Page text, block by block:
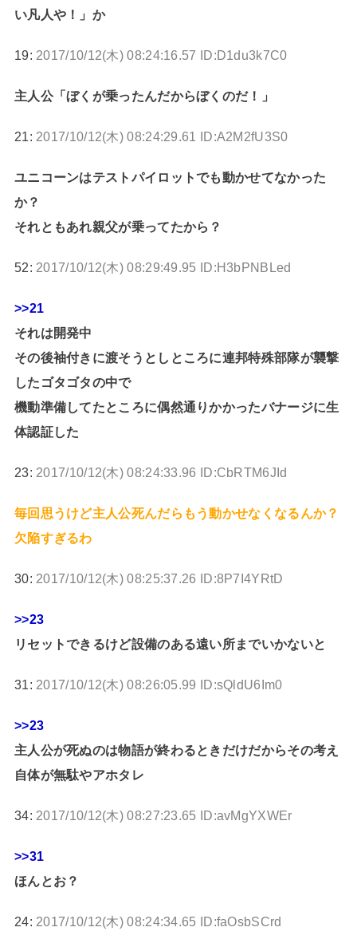
い凡人や！」か
19: 2017/10/12(木) 08:24:16.57 ID:D1du3k7C0
主人公「ぼくが乗ったんだからぼくのだ！」
21: 2017/10/12(木) 08:24:29.61 ID:A2M2fU3S0
ユニコーンはテストパイロットでも動かせてなかった
か？
それともあれ親父が乗ってたから？
52: 2017/10/12(木) 08:29:49.95 ID:H3bPNBLed
>>21
それは開発中
その後袖付きに渡そうとしところに連邦特殊部隊が襲撃
したゴタゴタの中で
機動準備してたところに偶然通りかかったバナージに生
体認証した
23: 2017/10/12(木) 08:24:33.96 ID:CbRTM6JId
毎回思うけど主人公死んだらもう動かせなくなるんか？
欠陥すぎるわ
30: 2017/10/12(木) 08:25:37.26 ID:8P7I4YRtD
>>23
リセットできるけど設備のある遠い所までいかないと
31: 2017/10/12(木) 08:26:05.99 ID:sQldU6Im0
>>23
主人公が死ぬのは物語が終わるときだけだからその考え
自体が無駄やアホタレ
34: 2017/10/12(木) 08:27:23.65 ID:avMgYXWEr
>>31
ほんとお？
24: 2017/10/12(木) 08:24:34.65 ID:faOsbSCrd